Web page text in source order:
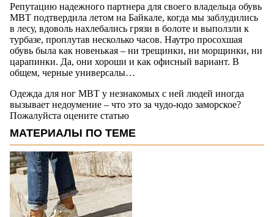
Репутацию надежного партнера для своего владельца обувь
MBT подтвердила летом на Байкале, когда мы заблудились
в лесу, вдоволь нахлебались грязи в болоте и выползли к
турбазе, проплутав несколько часов. Наутро просохшая
обувь была как новенькая – ни трещинки, ни морщинки, ни
царапинки. Да, они хороши и как офисный вариант. В
общем, черные универсалы…
Одежда для ног MBT у незнакомых с ней людей иногда
вызывает недоумение – что это за чудо-юдо заморское?
Пожалуйста оцените статью
МАТЕРИАЛЫ ПО ТЕМЕ